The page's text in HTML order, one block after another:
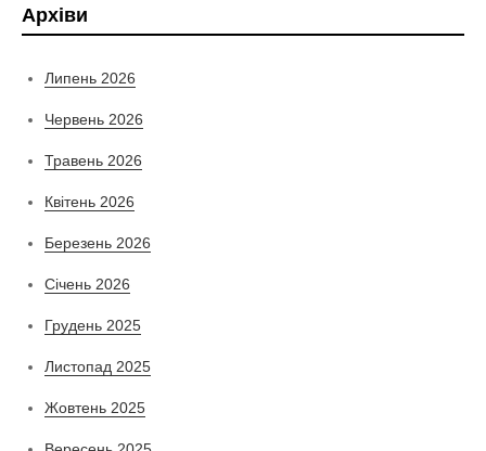
Архіви
Липень 2026
Червень 2026
Травень 2026
Квітень 2026
Березень 2026
Січень 2026
Грудень 2025
Листопад 2025
Жовтень 2025